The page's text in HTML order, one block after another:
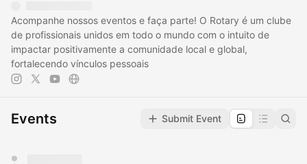
Acompanhe nossos eventos e faça parte! O Rotary é um clube
de profissionais unidos em todo o mundo com o intuito de
impactar positivamente a comunidade local e global,
fortalecendo vínculos pessoais
Events Submit Event